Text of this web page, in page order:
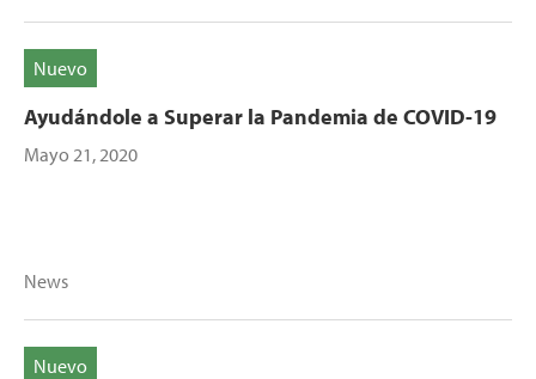
Nuevo
Ayudándole a Superar la Pandemia de COVID-19
Mayo 21, 2020
News
Nuevo